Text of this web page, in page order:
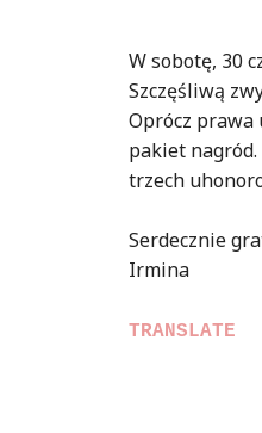
W sobotę, 30
Szczęśliwą
Oprócz prawa
pakiet
trzech
Serdecznie
Irmina
TRANSLATE